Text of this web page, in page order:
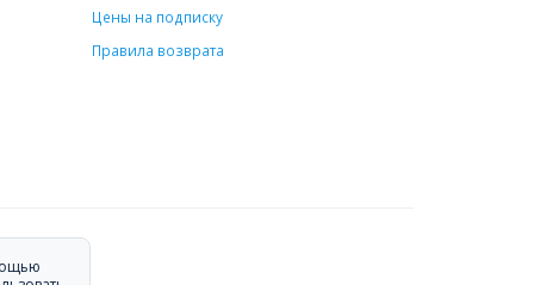
Цены на подписку
Правила возврата